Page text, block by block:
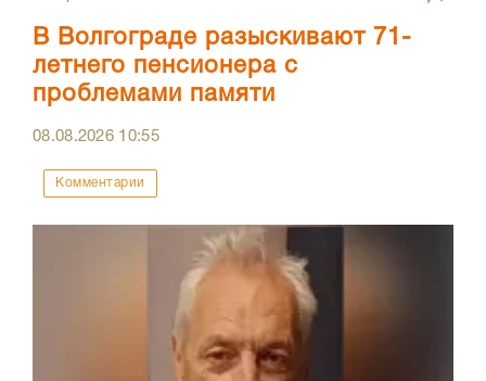
В Волгограде разыскивают 71-
летнего пенсионера с
проблемами памяти
08.08.2026 10:55
Комментарии